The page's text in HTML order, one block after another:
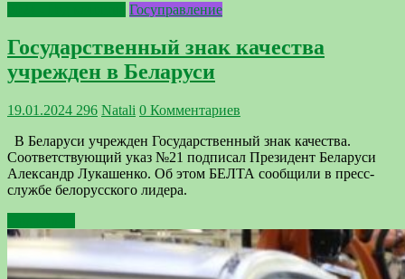
Госуправление
Государственный знак качества
учрежден в Беларуси
19.01.2024 296 Natali 0 Комментариев
В Беларуси учрежден Государственный знак качества.
Соответствующий указ №21 подписал Президент Беларуси
Александр Лукашенко. Об этом БЕЛТА сообщили в пресс-
службе белорусского лидера.